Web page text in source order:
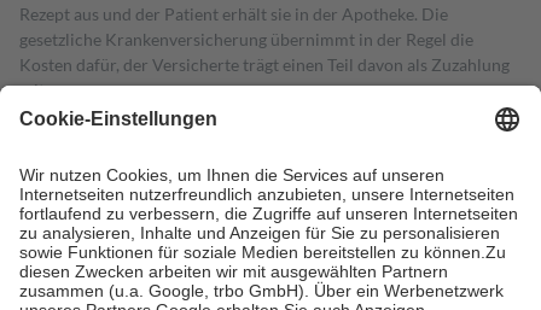
Rezept aus und der Patient erhält sie in der Apotheke. Die
gesetzliche Krankenversicherung übernimmt in der Regel die
Kosten dafür, der Versicherte trägt einen Teil davon als Zuzahlung
mit.
Grundsätzlich leisten Mitglieder Zuzahlungen in Höhe von zehn
höchstens zehn Euro.
Es sind jedoch nie mehr als die tatsächlichen
Kosten der Leistung zu entrichten.
Diese Regeln gelten grundsätzlich auch für Online-Apotheken.
Bei Heilmitteln und häuslicher Krankenpflege beträgt die
Zuzahlung zehn Prozent der Kosten sowie zehn Euro je
Verordnung.